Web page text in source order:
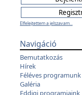
Elfelejtettem a jelszavam...
Navigáció
Bemutatkozás
Hírek
Féléves programunk
Galéria
Eddigi programjaink